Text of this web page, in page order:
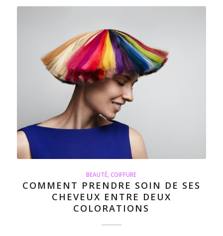
BEAUTÉ,COIFFURE
COMMENT PRENDRE SOIN DE SES
CHEVEUX ENTRE DEUX
COLORATIONS